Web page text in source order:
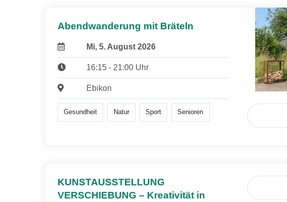
Abendwanderung mit Bräteln
Mi, 5. August 2026
16:15 - 21:00 Uhr
Ebikon
Gesundheit Natur Sport Senioren
KUNSTAUSSTELLUNG
VERSCHIEBUNG – Kreativität in